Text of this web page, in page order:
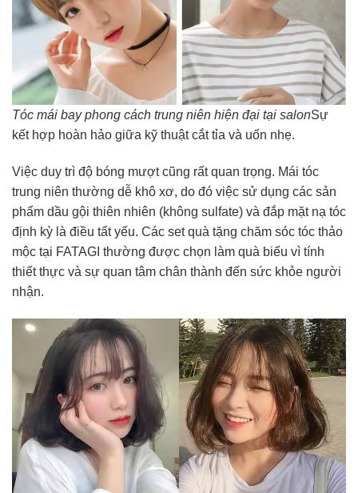
Tóc mái bay phong cách trung niên hiện đại tại salonSự
kết hợp hoàn hảo giữa kỹ thuật cắt tỉa và uốn nhẹ.
Việc duy trì độ bóng mượt cũng rất quan trọng. Mái tóc
trung niên thường dễ khô xơ, do đó việc sử dụng các sản
phẩm dầu gội thiên nhiên (không sulfate) và đắp mặt nạ tóc
định kỳ là điều tất yếu. Các set quà tặng chăm sóc tóc thảo
mộc tại FATAGI thường được chọn làm quà biếu vì tính
thiết thực và sự quan tâm chân thành đến sức khỏe người
nhận.